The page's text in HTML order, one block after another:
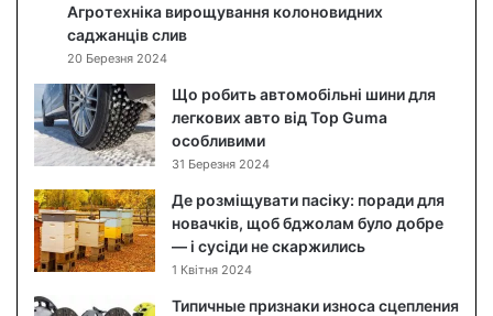
о
б
л
и
ч
я
м
:
я
Агротехніка вирощування колоновидних
саджанців слив
20 Березня 2024
Що робить автомобільні шини для
легкових авто від Top Guma
особливими
31 Березня 2024
Де розміщувати пасіку: поради для
новачків, щоб бджолам було добре
— і сусіди не скаржились
1 Квітня 2024
Типичные признаки износа сцепления